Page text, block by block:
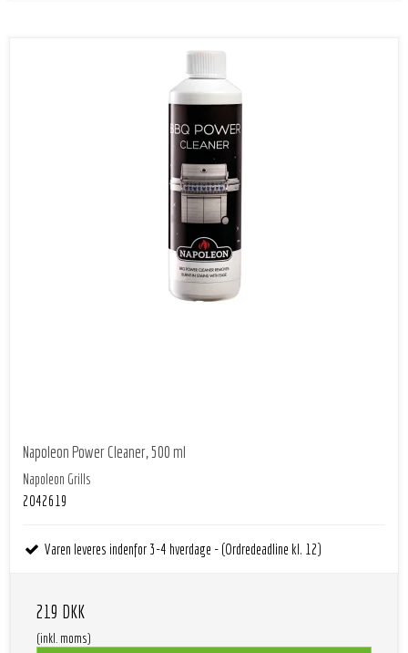
Napoleon Power Cleaner, 500 ml
Napoleon Grills
2042619
Varen leveres indenfor 3-4 hverdage - (Ordredeadline kl. 12)
219 DKK
(inkl. moms)